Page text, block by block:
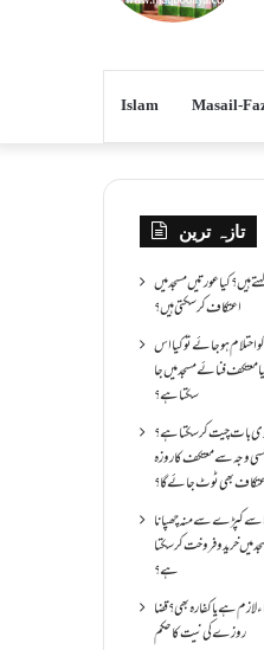
Islam Masail-
تازہ ترین
عورتیں مسجد میں
اعتکاف کر سکتی ہیں؟
ہو جائے تو کیا اس
معتکف فنائے مسجد میں جا
سکتا ہے؟
بات چیت کر سکتا ہے؟
وجہ سے معتکف کا روزہ
بھی ٹوٹ جائے گا؟
اسے کپڑے سے منہ چھپانا
خرید و فروخت کر سکتا
ہے؟
ہے یا کفارہ بھی؟ قضا
روزے کی نیت کا حکم